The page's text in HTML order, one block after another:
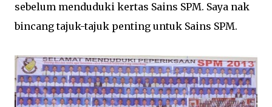
sebelum menduduki kertas Sains SPM. Saya nak
bincang tajuk-tajuk penting untuk Sains SPM.